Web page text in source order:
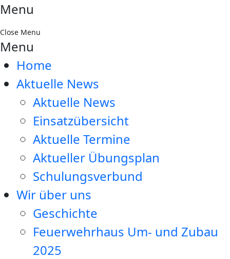
Menu
Close Menu
Menu
Home
Aktuelle News
Aktuelle News
Einsatzübersicht
Aktuelle Termine
Aktueller Übungsplan
Schulungsverbund
Wir über uns
Geschichte
Feuerwehrhaus Um- und Zubau
2025